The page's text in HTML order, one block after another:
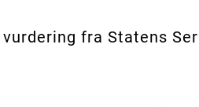
fra Statens